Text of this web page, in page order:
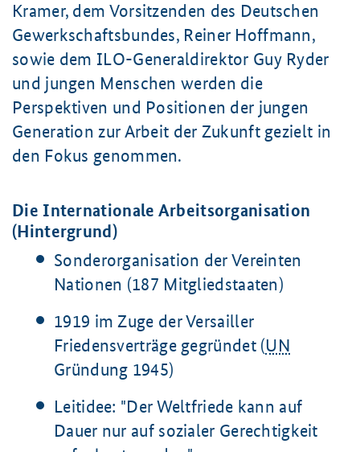
Kramer, dem Vorsitzenden des Deutschen
Gewerkschaftsbundes, Reiner Hoffmann,
sowie dem ILO-Generaldirektor Guy Ryder
und jungen Menschen werden die
Perspektiven und Positionen der jungen
Generation zur Arbeit der Zukunft gezielt in
den Fokus genommen.
Die Internationale Arbeitsorganisation
(Hintergrund)
Sonderorganisation der Vereinten
Nationen (187 Mitgliedstaaten)
1919 im Zuge der Versailler
Friedensverträge gegründet (UN
Gründung 1945)
Leitidee: "Der Weltfriede kann auf
Dauer nur auf sozialer Gerechtigkeit